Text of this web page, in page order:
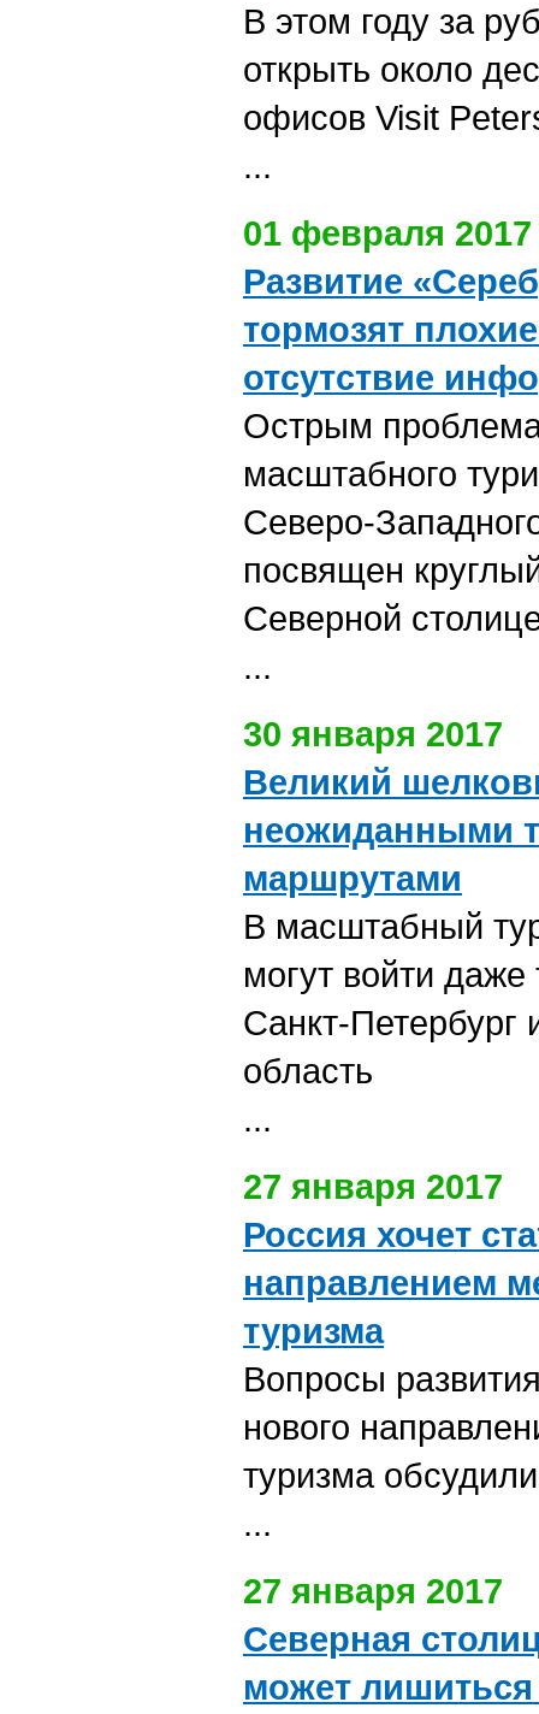
В этом году за
открыть около
офисов Visit
...
01 февраля 2017
Развитие
тормозят
отсутствие
Острым
масштабного
Северо-
посвящен
Северной
...
30 января 2017
Великий
неожиданными
маршрутами
В масштабный
могут войти даже
Санкт-Петербург
область
...
27 января 2017
Россия хочет
направлением
туризма
Вопросы
нового
туризма
...
27 января 2017
Северная
может лишиться